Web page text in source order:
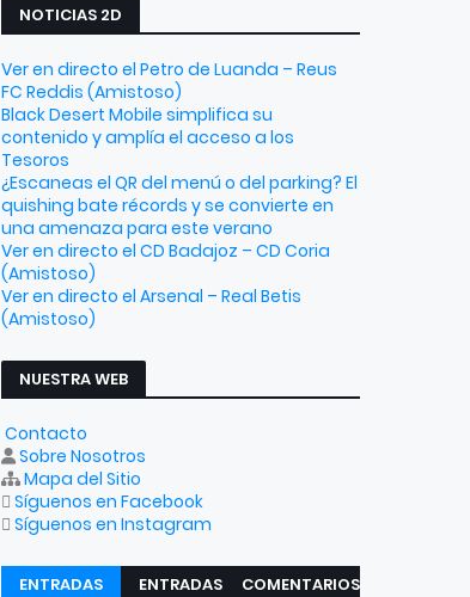
NOTICIAS 2D
Ver en directo el Petro de Luanda – Reus
FC Reddis (Amistoso)
Black Desert Mobile simplifica su
contenido y amplía el acceso a los
Tesoros
¿Escaneas el QR del menú o del parking? El
quishing bate récords y se convierte en
una amenaza para este verano
Ver en directo el CD Badajoz – CD Coria
(Amistoso)
Ver en directo el Arsenal – Real Betis
(Amistoso)
NUESTRA WEB
Contacto
Sobre Nosotros
Mapa del Sitio
Síguenos en Facebook
Síguenos en Instagram
ENTRADAS
ENTRADAS
COMENTARIOS